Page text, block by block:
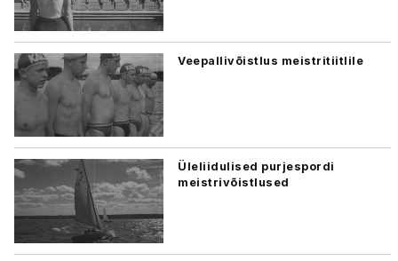
Veepallivõistlus meistritiitlile
Üleliidulised purjespordi
meistrivõistlused